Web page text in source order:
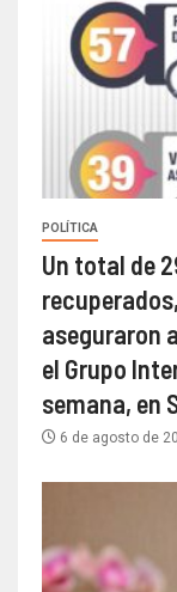
POLÍTICA
Un total de
aseguraron
el Grupo
semana, en
6 de agosto de